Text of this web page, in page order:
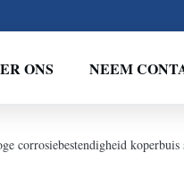
ONS NEEM
corrosiebestendigheid